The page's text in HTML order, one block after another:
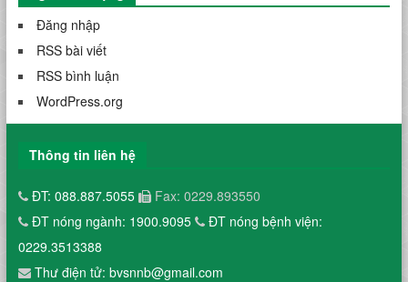
Đăng nhập
RSS bài viết
RSS bình luận
WordPress.org
Thông tin liên hệ
ĐT: 088.887.5055
Fax: 0229.893550
ĐT nóng ngành: 1900.9095
ĐT nóng bệnh viện:
0229.3513388
Thư điện tử: bvsnnb@gmail.com